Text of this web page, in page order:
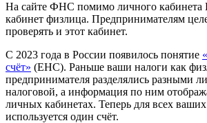
На сайте ФНС помимо личного кабинета
кабинет физлица. Предпринимателям
проверять и этот кабинет.
С 2023 года в России появилось понятие
счёт» (ЕНС). Раньше ваши налоги как
предпринимателя разделялись разными
налоговой, а информация по ним
личных кабинетах. Теперь для всех
используется один счёт.